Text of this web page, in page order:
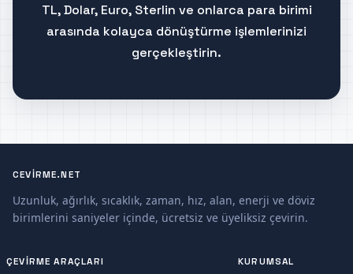
TL, Dolar, Euro, Sterlin ve onlarca para birimi
arasında kolayca dönüştürme işlemlerinizi
gerçekleştirin.
CEVIRME.NET
Uzunluk, ağırlık, sıcaklık, zaman, hız, alan, enerji ve döviz
birimlerini saniyeler içinde, ücretsiz ve üyeliksiz çevirin.
ÇEVIRME ARAÇLARI KURUMSAL